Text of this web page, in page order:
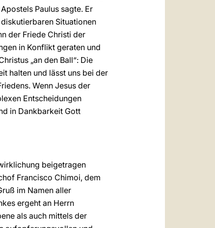
Paulus sagte. Er
Situationen
der Friede Christi der
in Konflikt geraten und
„an den Ball“: Die
halten und lässt uns bei der
Wenn Jesus der
Entscheidungen
in Dankbarkeit Gott
beigetragen
Francisco Chimoi, dem
im Namen aller
ergeht an Herrn
als auch mittels der